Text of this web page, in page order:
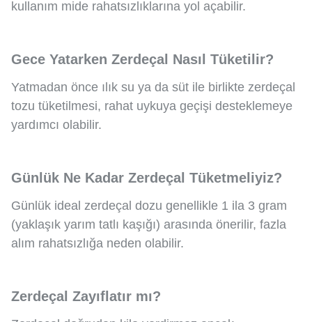
kullanım mide rahatsızlıklarına yol açabilir.
Gece Yatarken Zerdeçal Nasıl Tüketilir?
Yatmadan önce ılık su ya da süt ile birlikte zerdeçal
tozu tüketilmesi, rahat uykuya geçişi desteklemeye
yardımcı olabilir.
Günlük Ne Kadar Zerdeçal Tüketmeliyiz?
Günlük ideal zerdeçal dozu genellikle 1 ila 3 gram
(yaklaşık yarım tatlı kaşığı) arasında önerilir, fazla
alım rahatsızlığa neden olabilir.
Zerdeçal Zayıflatır mı?